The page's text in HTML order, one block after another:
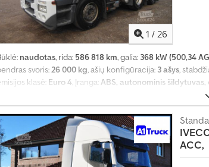
1 / 26
naudotas, rida: 586 818 km, galia: 368 kW (500,34
svoris:26 000 kg, ašių konfigūracija: 3 ašys,
klasė: Euro 4, Įranga: ABS, autonominis
ACC,